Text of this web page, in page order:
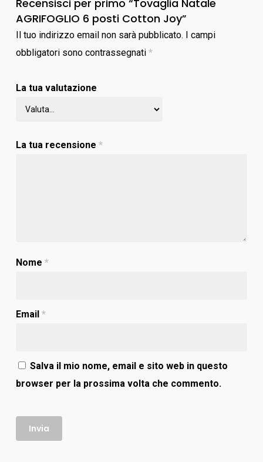
Recensisci per primo “Tovaglia Natale
AGRIFOGLIO 6 posti Cotton Joy”
Il tuo indirizzo email non sarà pubblicato. I campi
obbligatori sono contrassegnati *
La tua valutazione
La tua recensione *
Nome *
Email *
Salva il mio nome, email e sito web in questo
browser per la prossima volta che commento.